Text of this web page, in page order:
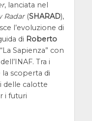
, lanciata nel
Radar(SHARAD),
l’evoluzione di
di Roberto
Sapienza” con
Tra i
la scoperta di
delle calotte
i futuri